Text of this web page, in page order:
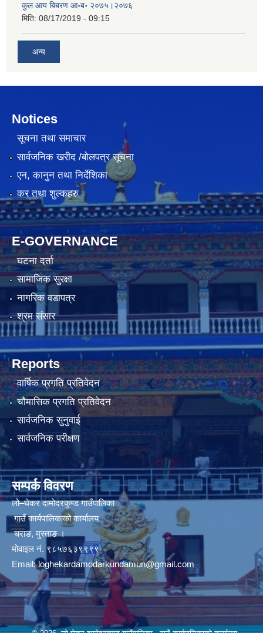
कुल आय बिबरण आ॰ब॰ २०७५।२०७६
मिति: 08/17/2019 - 09:15
अन्य
Notices
सूचना तथा समाचार
सार्वजनिक खरीद /बोलपत्र सूचना
एन, कानुन तथा निर्देशिका
कर तथा शुल्कहरु
E-GOVERNANCE
घटना दर्ता
सामाजिक सुरक्षा
नागरिक वडापत्र
श्रम संसार
Reports
वार्षिक प्रगति प्रतिवेदन
चौमासिक प्रगति प्रतिवेदन
सार्वजनिक सुनुवाई
सार्वजनिक परीक्षण
सम्पर्क विवरण
लो–घेकर दामोदरकुण्ड गाउँपालिका
गाउँ कार्यपालिकाको कार्यालय
चराङ, मुस्ताङ ।
मोवाइल नं. ९८५७६३९९९९
Email:loghekardamodarkundamun@gmail.com